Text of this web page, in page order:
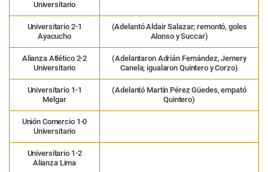
Universitario
Universitario 2-1
Ayacucho
(Adelantó Aldair Salazar; remontó, goles
Alonso y Succar)
Alianza Atlético 2-2
Universitario
(Adelantaron Adrián Fernández, Jemery
Canela; igualaron Quintero y Corzo)
Universitario 1-1
Melgar
(Adelantó Martín Pérez Güedes, empató
Quintero)
Unión Comercio 1-0
Universitario
Universitario 1-2
Alianza Lima